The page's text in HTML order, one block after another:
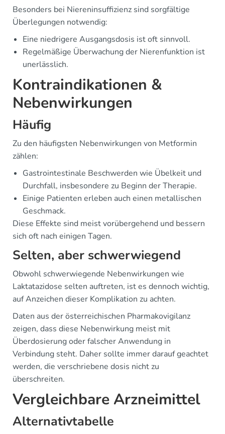
Besonders bei Niereninsuffizienz sind sorgfältige
Überlegungen notwendig:
Eine niedrigere Ausgangsdosis ist oft sinnvoll.
Regelmäßige Überwachung der Nierenfunktion ist
unerlässlich.
Kontraindikationen &
Nebenwirkungen
Häufig
Zu den häufigsten Nebenwirkungen von Metformin
zählen:
Gastrointestinale Beschwerden wie Übelkeit und
Durchfall, insbesondere zu Beginn der Therapie.
Einige Patienten erleben auch einen metallischen
Geschmack.
Diese Effekte sind meist vorübergehend und bessern
sich oft nach einigen Tagen.
Selten, aber schwerwiegend
Obwohl schwerwiegende Nebenwirkungen wie
Laktatazidose selten auftreten, ist es dennoch wichtig,
auf Anzeichen dieser Komplikation zu achten.
Daten aus der österreichischen Pharmakovigilanz
zeigen, dass diese Nebenwirkung meist mit
Überdosierung oder falscher Anwendung in
Verbindung steht. Daher sollte immer darauf geachtet
werden, die verschriebene dosis nicht zu
überschreiten.
Vergleichbare Arzneimittel
Alternativtabelle